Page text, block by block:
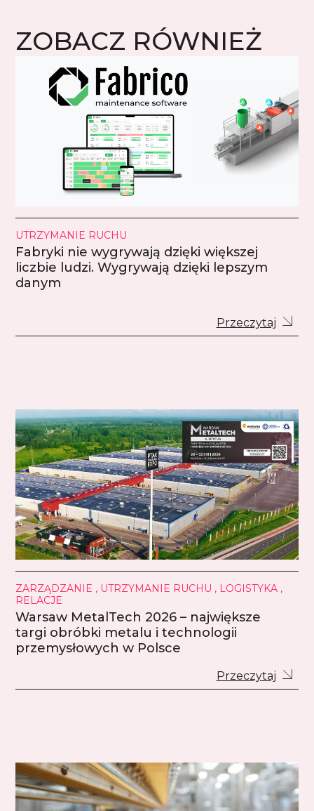
ZOBACZ RÓWNIEŻ
UTRZYMANIE RUCHU
Fabryki nie wygrywają dzięki większej
liczbie ludzi. Wygrywają dzięki lepszym
danym
Przeczytaj
ZARZĄDZANIE , UTRZYMANIE RUCHU , LOGISTYKA ,
RELACJE
Warsaw MetalTech 2026 – największe
targi obróbki metalu i technologii
przemysłowych w Polsce
Przeczytaj